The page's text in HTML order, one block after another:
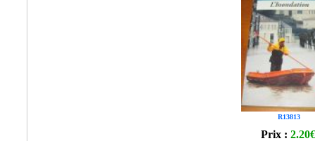
R13813
Prix : 2.20€